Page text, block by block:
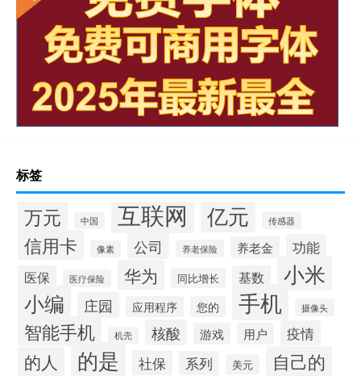
标签
万元 中国 互联网 亿元 传感器
信用卡 像素 公司 养老保险 养老金 功能
医保 医疗保险 华为 同比增长 基数 小米
小编 庄园 应用程序 您的 手机 摄像头
智能手机 机壳 核酸 游戏 用户 疫情
的人 的是 社保 系列 美元 自己的